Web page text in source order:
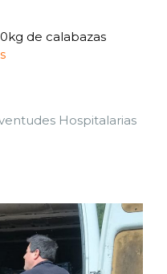
de calabazas
Hospitalarias